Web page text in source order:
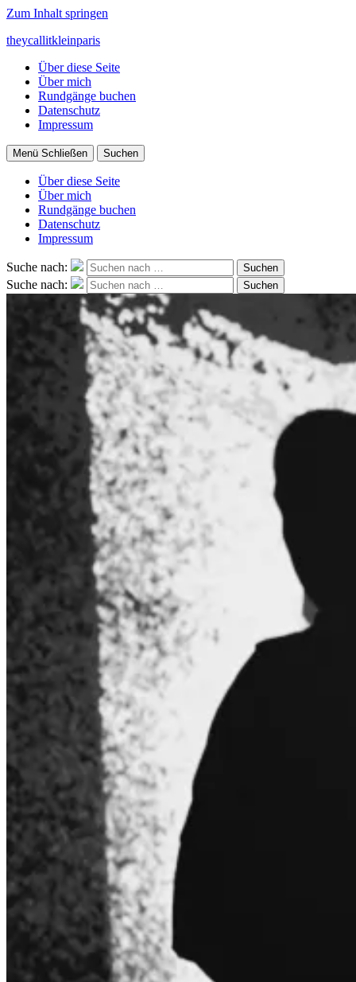
Zum Inhalt springen
theycallitkleinparis
Über diese Seite
Über mich
Rundgänge buchen
Datenschutz
Impressum
Menü Schließen Suchen
Über diese Seite
Über mich
Rundgänge buchen
Datenschutz
Impressum
Suche nach: Suchen
Suche nach: Suchen